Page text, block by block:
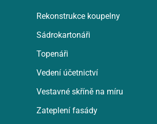
Rekonstrukce koupelny
Sádrokartonáři
Topenáři
Vedení účetnictví
Vestavné skříně na míru
Zateplení fasády